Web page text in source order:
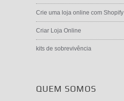
Crie uma loja online com Shopify
Criar Loja Online
kits de sobrevivência
QUEM SOMOS